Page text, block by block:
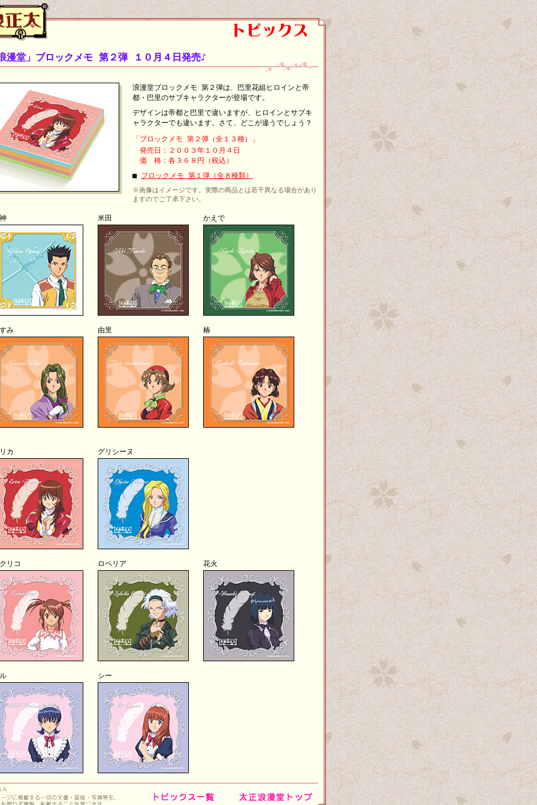
漫堂」ブロックメモ 第２弾 １０月４日発売♪
浪漫堂ブロックメモ 第２弾は、巴里花組ヒロインと帝
都・巴里のサブキャラクターが登場です。
デザインは帝都と巴里で違いますが、ヒロインとサブキ
ャラクターでも違います。さて、どこが違うでしょう？
「ブロックメモ 第２弾（全１３種）」
発売日：２００３年１０月４日
価 格：各３６８円（税込）
■ ブロックメモ 第１弾（全８種類）
※画像はイメージです。実際の商品とは若干異なる場合があり
ますのでご了承下さい。
米田 かえで
み 由里 椿
カ グリシーヌ
リコ ロベリア 花火
シー